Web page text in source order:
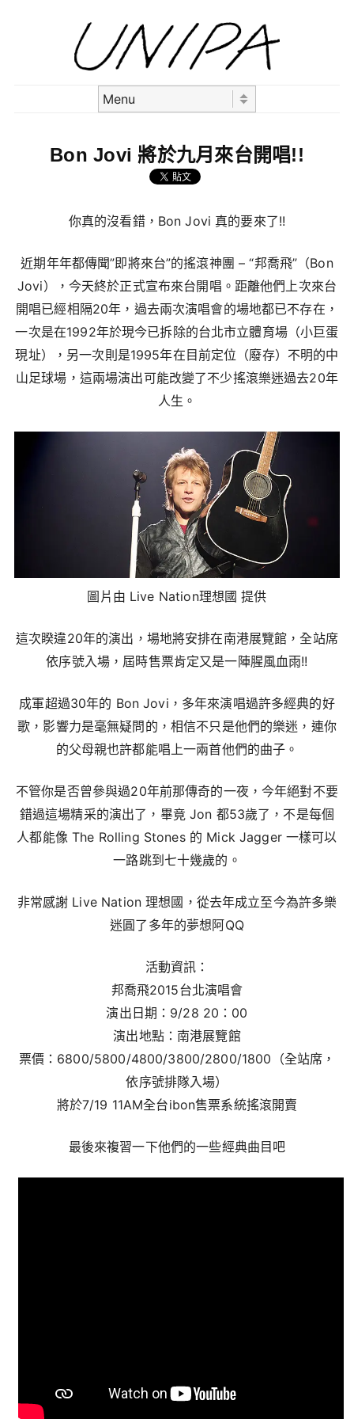
Bon Jovi 將於九月來台開唱!!
你真的沒看錯，Bon Jovi 真的要來了!!
近期年年都傳聞”即將來台”的搖滾神團 – “邦喬飛”（Bon
Jovi），今天終於正式宣布來台開唱。距離他們上次來台
開唱已經相隔20年，過去兩次演唱會的場地都已不存在，
一次是在1992年於現今已拆除的台北市立體育場（小巨蛋
現址），另一次則是1995年在目前定位（廢存）不明的中
山足球場，這兩場演出可能改變了不少搖滾樂迷過去20年
人生。
圖片由 Live Nation理想國 提供
這次睽違20年的演出，場地將安排在南港展覽館，全站席
依序號入場，屆時售票肯定又是一陣腥風血雨!!
成軍超過30年的 Bon Jovi，多年來演唱過許多經典的好
歌，影響力是毫無疑問的，相信不只是他們的樂迷，連你
的父母親也許都能唱上一兩首他們的曲子。
不管你是否曾參與過20年前那傳奇的一夜，今年絕對不要
錯過這場精采的演出了，畢竟 Jon 都53歲了，不是每個
人都能像 The Rolling Stones 的 Mick Jagger 一樣可以
一路跳到七十幾歲的。
非常感謝 Live Nation 理想國，從去年成立至今為許多樂
迷圓了多年的夢想阿QQ
活動資訊：
邦喬飛2015台北演唱會
演出日期：9/28 20：00
演出地點：南港展覽館
票價：6800/5800/4800/3800/2800/1800（全站席，
依序號排隊入場）
將於7/19 11AM全台ibon售票系統搖滾開賣
最後來複習一下他們的一些經典曲目吧